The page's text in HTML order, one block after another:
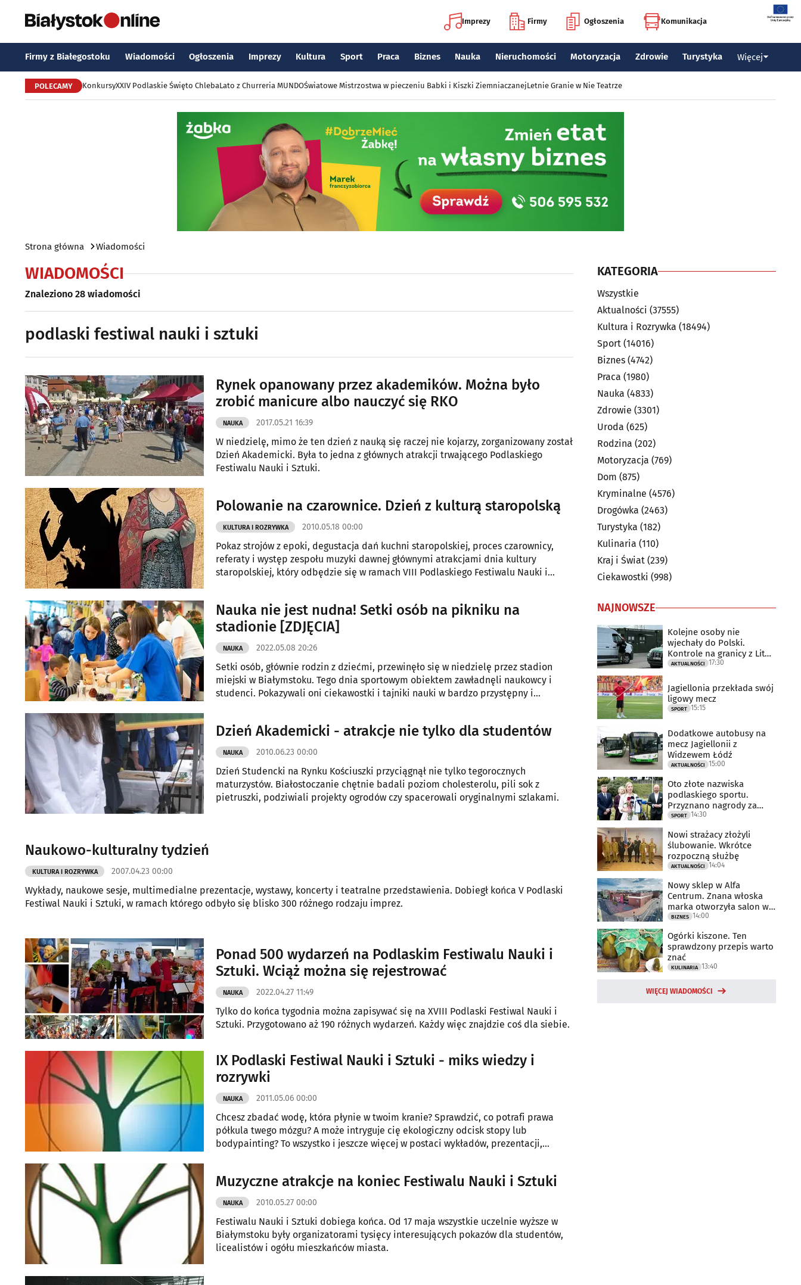
Imprezy Firmy Ogłoszenia Komunikacja
Firmy z Białegostoku Wiadomości Ogłoszenia Imprezy Kultura Sport Praca Biznes Nauka Nieruchomości Motoryzacja Zdrowie Turystyka Więcej
POLECAMY KonkursyXXIV Podlaskie Święto ChlebaLato z Churreria MUNDOŚwiatowe Mistrzostwa w pieczeniu Babki i Kiszki ZiemniaczanejLetnie Granie w Nie Teatrze
Strona główna Wiadomości
WIADOMOŚCI
Znaleziono 28 wiadomości
podlaski festiwal nauki i sztuki
Rynek opanowany przez akademików. Można było
zrobić manicure albo nauczyć się RKO
NAUKA 2017.05.21 16:39
W niedzielę, mimo że ten dzień z nauką się raczej nie kojarzy, zorganizowany został
Dzień Akademicki. Była to jedna z głównych atrakcji trwającego Podlaskiego
Festiwalu Nauki i Sztuki.
Polowanie na czarownice. Dzień z kulturą staropolską
KULTURA I ROZRYWKA 2010.05.18 00:00
Pokaz strojów z epoki, degustacja dań kuchni staropolskiej, proces czarownicy,
referaty i występ zespołu muzyki dawnej głównymi atrakcjami dnia kultury
staropolskiej, który odbędzie się w ramach VIII Podlaskiego Festiwalu Nauki i
Nauka nie jest nudna! Setki osób na pikniku na
stadionie [ZDJĘCIA]
NAUKA 2022.05.08 20:26
Setki osób, głównie rodzin z dziećmi, przewinęło się w niedzielę przez stadion
miejski w Białymstoku. Tego dnia sportowym obiektem zawładnęli naukowcy i
studenci. Pokazywali oni ciekawostki i tajniki nauki w bardzo przystępny i
Dzień Akademicki - atrakcje nie tylko dla studentów
NAUKA 2010.06.23 00:00
Dzień Studencki na Rynku Kościuszki przyciągnął nie tylko tegorocznych
maturzystów. Białostoczanie chętnie badali poziom cholesterolu, pili sok z
pietruszki, podziwiali projekty ogrodów czy spacerowali oryginalnymi szlakami.
Naukowo-kulturalny tydzień
KULTURA I ROZRYWKA 2007.04.23 00:00
Wykłady, naukowe sesje, multimedialne prezentacje, wystawy, koncerty i teatralne przedstawienia. Dobiegł końca V Podlaski
Festiwal Nauki i Sztuki, w ramach którego odbyło się blisko 300 różnego rodzaju imprez.
Ponad 500 wydarzeń na Podlaskim Festiwalu Nauki i
Sztuki. Wciąż można się rejestrować
NAUKA 2022.04.27 11:49
Tylko do końca tygodnia można zapisywać się na XVIII Podlaski Festiwal Nauki i
Sztuki. Przygotowano aż 190 różnych wydarzeń. Każdy więc znajdzie coś dla siebie.
IX Podlaski Festiwal Nauki i Sztuki - miks wiedzy i
rozrywki
NAUKA 2011.05.06 00:00
Chcesz zbadać wodę, która płynie w twoim kranie? Sprawdzić, co potrafi prawa
półkula twego mózgu? A może intryguje cię ekologiczny odcisk stopy lub
bodypainting? To wszystko i jeszcze więcej w postaci wykładów, prezentacji,
Muzyczne atrakcje na koniec Festiwalu Nauki i Sztuki
NAUKA 2010.05.27 00:00
Festiwalu Nauki i Sztuki dobiega końca. Od 17 maja wszystkie uczelnie wyższe w
Białymstoku były organizatorami tysięcy interesujących pokazów dla studentów,
licealistów i ogółu mieszkańców miasta.
KATEGORIA
Wszystkie
Aktualności (37555)
Kultura i Rozrywka (18494)
Sport (14016)
Biznes (4742)
Praca (1980)
Nauka (4833)
Zdrowie (3301)
Uroda (625)
Rodzina (202)
Motoryzacja (769)
Dom (875)
Kryminalne (4576)
Drogówka (2463)
Turystyka (182)
Kulinaria (110)
Kraj i Świat (239)
Ciekawostki (998)
NAJNOWSZE
Kolejne osoby nie
wjechały do Polski.
Kontrole na granicy z Litwą
trwają
AKTUALNOŚCI 17:30
Jagiellonia przekłada swój
ligowy mecz
SPORT 15:15
Dodatkowe autobusy na
mecz Jagiellonii z
Widzewem Łódź
AKTUALNOŚCI 15:00
Oto złote nazwiska
podlaskiego sportu.
Przyznano nagrody za
2025 rok
SPORT 14:30
Nowi strażacy złożyli
ślubowanie. Wkrótce
rozpoczną służbę
AKTUALNOŚCI 14:04
Nowy sklep w Alfa
Centrum. Znana włoska
marka otworzyła salon w
Białymstoku
BIZNES 14:00
Ogórki kiszone. Ten
sprawdzony przepis warto
znać
KULINARIA 13:40
WIĘCEJ WIADOMOŚCI